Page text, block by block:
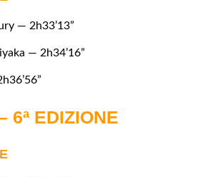
— 2h33’13”
— 2h34’16”
6ª EDIZIONE